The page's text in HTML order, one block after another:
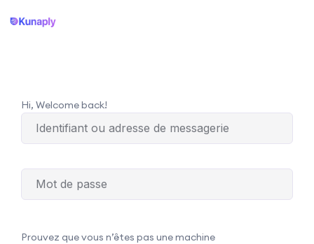
Hi, Welcome back!
Prouvez que vous n’êtes pas une machine